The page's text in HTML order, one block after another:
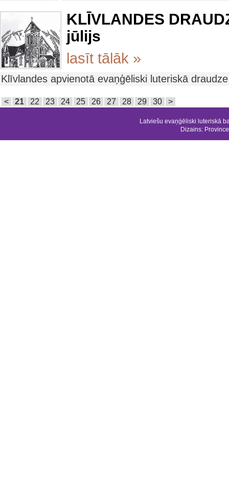
KLĪVLANDES
jūlijs
lasīt tālāk »
Klīvlandes apvienotā evaņģēliski luteriskā
< 21 22 23 24 25 26 27 28 29 30 >
Latviešu evaņģēliski luteriskā
Dizains: